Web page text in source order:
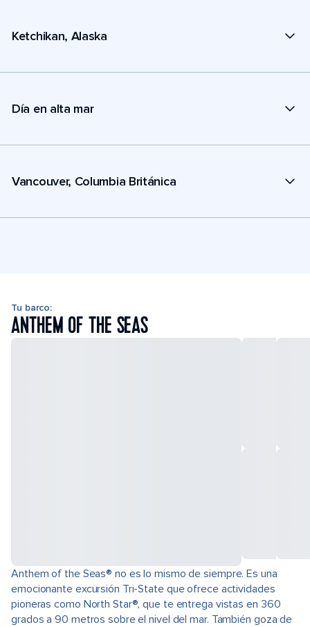
Ketchikan, Alaska
Día en alta mar
Vancouver, Columbia Británica
Tu barco:
ANTHEM OF THE SEAS
Anthem of the Seas® no es lo mismo de siempre. Es una
emocionante excursión Tri-State que ofrece actividades
pioneras como North Star®, que te entrega vistas en 360
grados a 90 metros sobre el nivel del mar. También goza de